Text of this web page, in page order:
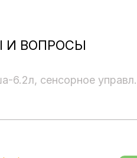
И ВОПРОСЫ
6.2л, сенсорное